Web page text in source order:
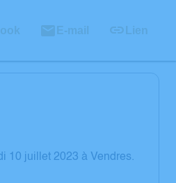
E-mail Lien
10 juillet 2023 à Vendres.